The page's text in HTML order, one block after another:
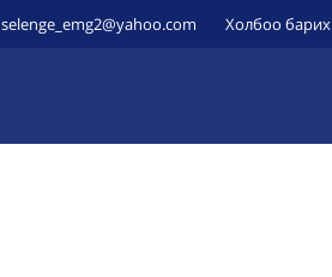
selenge_emg2@yahoo.com Холбоо барих